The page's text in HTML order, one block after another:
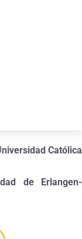
Católica
de Erlangen-